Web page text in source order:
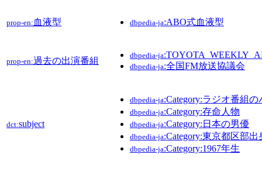
prop-en: 血液型 dbpedia-ja:ABO式血液型
prop-en:過去の出演番組
dbpedia-ja
dbpedia-ja:全国FM放送協議会
dct:subject
dbpedia-ja:Category:ラジオ番組
dbpedia-ja:Category:存命人物
dbpedia-ja:Category:日本の男優
dbpedia-ja:Category:東京都区部
dbpedia-ja:Category:1967年生